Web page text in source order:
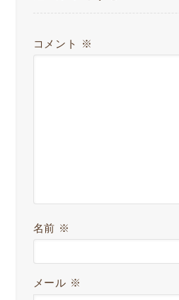
コメント ※
名前 ※
メール ※